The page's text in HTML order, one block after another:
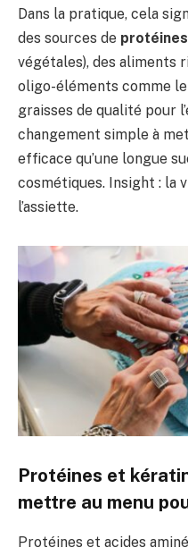
Dans la pratique, cela
des sources de protéines
végétales), des aliments
oligo-éléments comme le
graisses de qualité pour
changement simple à
efficace qu’une longue
cosmétiques. Insight : la
l’assiette.
Protéines et
mettre au menu
Protéines et acides